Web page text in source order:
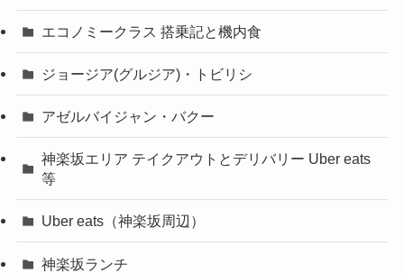
エコノミークラス 搭乗記と機内食
ジョージア(グルジア)・トビリシ
アゼルバイジャン・バクー
神楽坂エリア テイクアウトとデリバリー Uber eats
等
Uber eats（神楽坂周辺）
神楽坂ランチ